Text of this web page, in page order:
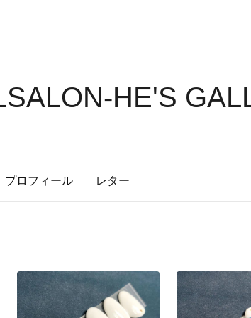
HE'S
プロフィール レター